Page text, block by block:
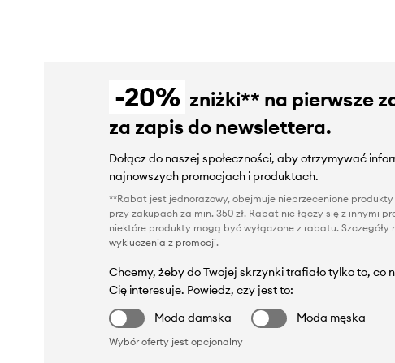
-20% zniżki** na pierwsze
za zapis do newslettera.
Dołącz do naszej społeczności, aby otrzymywać
najnowszych promocjach i produktach.
**Rabat jest jednorazowy, obejmuje nieprzecenione
przy zakupach za min. 350 zł. Rabat nie łączy się z innymi
niektóre produkty mogą być wyłączone z rabatu. Szczegóły
wykluczenia z promocji.
Chcemy, żeby do Twojej skrzynki trafiało tylko to, co
Cię interesuje. Powiedz, czy jest to:
Moda damska
Moda męska
Wybór oferty jest opcjonalny